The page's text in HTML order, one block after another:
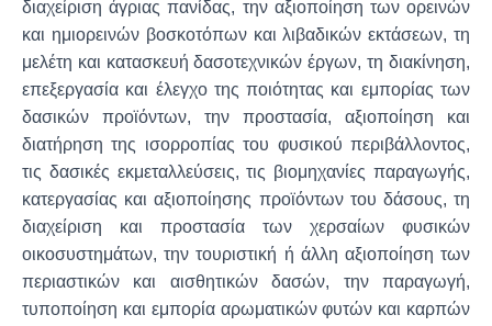
διαχείριση άγριας πανίδας, την αξιοποίηση των ορεινών
και ημιορεινών βοσκοτόπων και λιβαδικών εκτάσεων, τη
μελέτη και κατασκευή δασοτεχνικών έργων, τη διακίνηση,
επεξεργασία και έλεγχο της ποιότητας και εμπορίας των
δασικών προϊόντων, την προστασία, αξιοποίηση και
διατήρηση της ισορροπίας του φυσικού περιβάλλοντος,
τις δασικές εκμεταλλεύσεις, τις βιομηχανίες παραγωγής,
κατεργασίας και αξιοποίησης προϊόντων του δάσους, τη
διαχείριση και προστασία των χερσαίων φυσικών
οικοσυστημάτων, την τουριστική ή άλλη αξιοποίηση των
περιαστικών και αισθητικών δασών, την παραγωγή,
τυποποίηση και εμπορία αρωματικών φυτών και καρπών